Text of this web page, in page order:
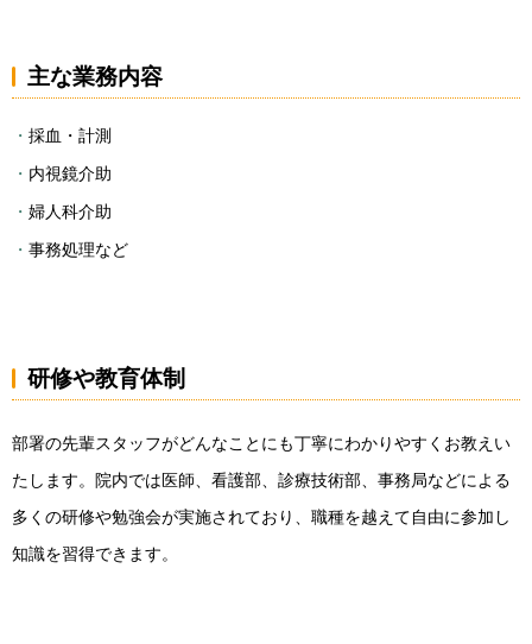
主な業務内容
採血・計測
内視鏡介助
婦人科介助
事務処理など
研修や教育体制
部署の先輩スタッフがどんなことにも丁寧にわかりやすくお教えい
たします。院内では医師、看護部、診療技術部、事務局などによる
多くの研修や勉強会が実施されており、職種を越えて自由に参加し
知識を習得できます。